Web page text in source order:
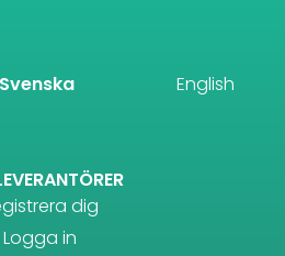
Svenska English
dig
Logga in